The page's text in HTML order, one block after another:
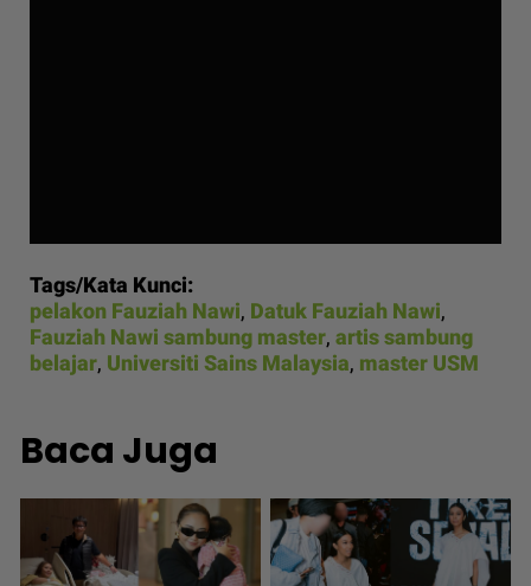
Tags/Kata Kunci:
pelakon Fauziah Nawi, Datuk Fauziah Nawi,
Fauziah Nawi sambung master, artis sambung
belajar, Universiti Sains Malaysia, master USM
Baca Juga